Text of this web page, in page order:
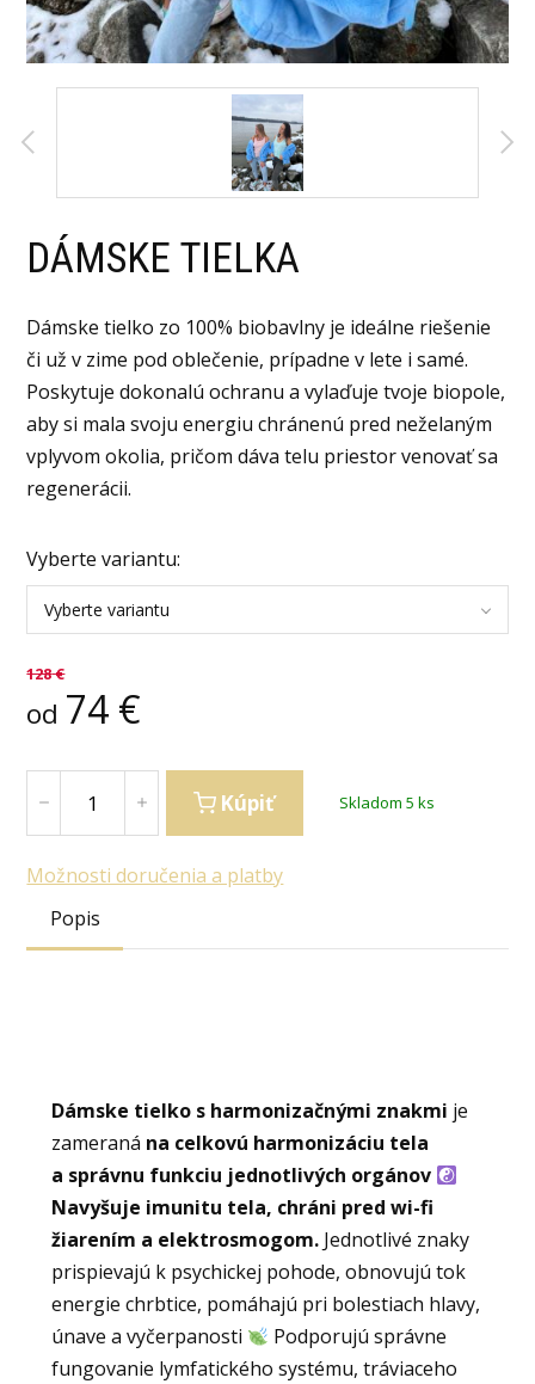
DÁMSKE TIELKA
Dámske tielko zo 100% biobavlny je ideálne riešenie
či už v zime pod oblečenie, prípadne v lete i samé.
Poskytuje dokonalú ochranu a vylaďuje tvoje biopole,
aby si mala svoju energiu chránenú pred neželaným
vplyvom okolia, pričom dáva telu priestor venovať sa
regenerácii.
Vyberte variantu:
Vyberte variantu
128€
od 74 €
Kúpiť Skladom 5 ks
Možnosti doručenia a platby
Popis
Dámske tielko s harmonizačnými znakmi je
zameraná na celkovú harmonizáciu tela
a správnu funkciu jednotlivých orgánov
Navyšuje imunitu tela, chráni pred wi-fi
žiarením a elektrosmogom.Jednotlivé znaky
prispievajú k psychickej pohode, obnovujú tok
energie chrbtice, pomáhajú pri bolestiach hlavy,
únave a vyčerpanosti
Podporujú správne
fungovanie lymfatického systému, tráviaceho